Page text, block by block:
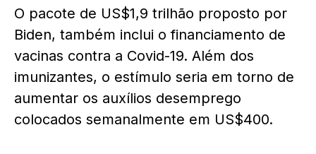
O pacote de US$1,9 trilhão proposto por
Biden, também inclui o financiamento de
vacinas contra a Covid-19. Além dos
imunizantes, o estímulo seria em torno de
aumentar os auxílios desemprego
colocados semanalmente em US$400.